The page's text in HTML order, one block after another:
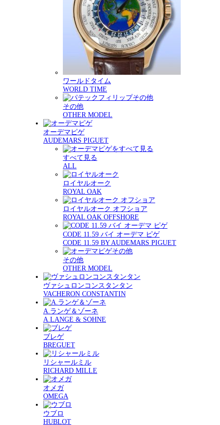
ワールドタイム
WORLD TIME
その他
OTHER MODEL
オーデマピゲ
AUDEMARS PIGUET
すべて見る
ALL
ロイヤルオーク
ROYAL OAK
ロイヤルオーク オフショア
ROYAL OAK OFFSHORE
CODE 11.59 バイ オーデマ ピゲ
CODE 11.59 BY AUDEMARS PIGUET
その他
OTHER MODEL
ヴァシュロンコンスタンタン
VACHERON CONSTANTIN
A.ランゲ＆ゾーネ
A.LANGE & SOHNE
ブレゲ
BREGUET
リシャールミル
RICHARD MILLE
オメガ
OMEGA
ウブロ
HUBLOT